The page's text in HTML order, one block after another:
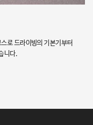
로 드라이빙의 기본기부터
니다.